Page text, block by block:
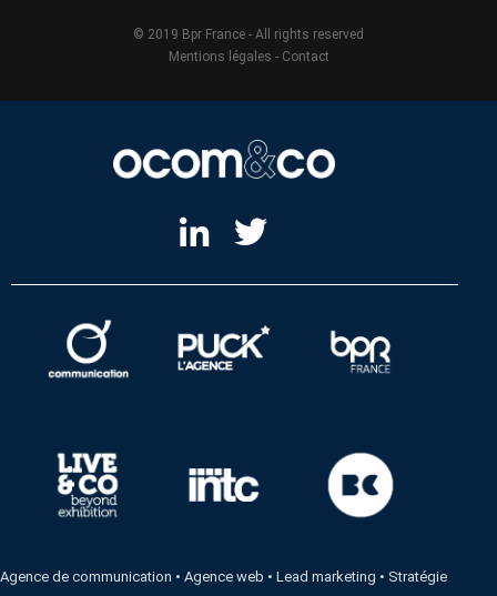
© 2019 Bpr France - All rights reserved
Mentions légales - Contact
Agence de communication •Agence web •Lead marketing • Stratégie